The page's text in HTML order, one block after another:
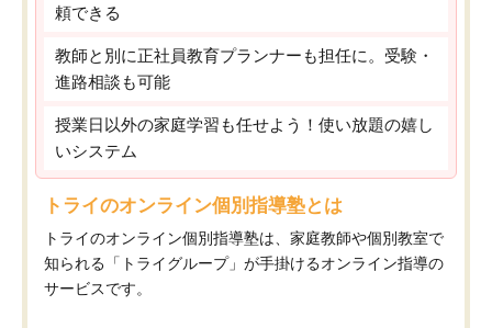
頼できる
教師と別に正社員教育プランナーも担任に。受験・
進路相談も可能
授業日以外の家庭学習も任せよう！使い放題の嬉し
いシステム
トライのオンライン個別指導塾とは
トライのオンライン個別指導塾は、家庭教師や個別教室で
知られる「トライグループ」が手掛けるオンライン指導の
サービスです。